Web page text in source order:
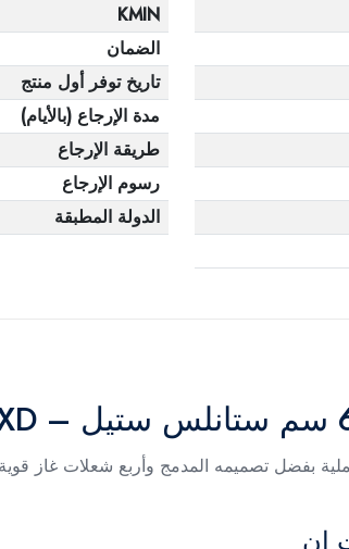
KMIN
الضمان
تاريخ توفر أول منتج
مدة الإرجاع (بالأيام)
طريقة الإرجاع
رسوم الإرجاع
الدولة المطبقة
البا بلت إن 60 سم تجربة طهي عملية بفضل تصميمه المدمج
إن